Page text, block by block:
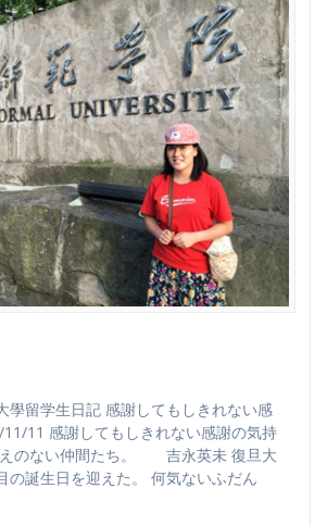
學留学生日記 感謝してもしきれない感
11 感謝してもしきれない感謝の気持
のない仲間たち。 吉永英未 復旦大
の誕生日を迎えた。 何気ないふだん